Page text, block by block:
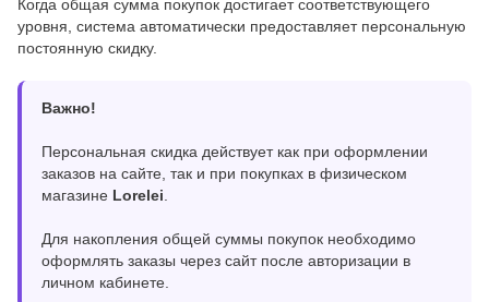
Когда общая сумма покупок достигает соответствующего
уровня, система автоматически предоставляет персональную
постоянную скидку.
Важно!
Персональная скидка действует как при оформлении
заказов на сайте, так и при покупках в физическом
магазине Lorelei
Для накопления общей суммы покупок необходимо
оформлять заказы через сайт после авторизации в
личном кабинете.